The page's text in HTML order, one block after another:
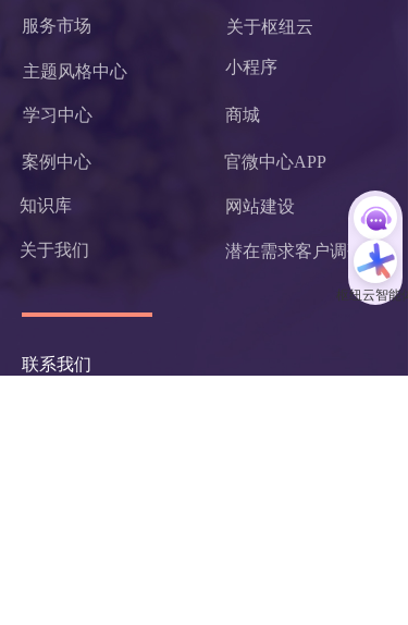
关于枢纽云
服务市场
主题风格中心 小程序
学习中心 商城
联系我们
案例中心 官微中心APP
知识库 网站建设
关于我们 潜在需求客户调研